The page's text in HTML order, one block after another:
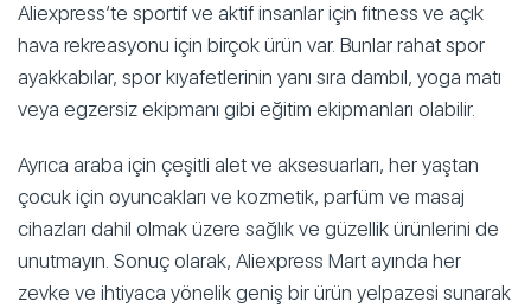
Aliexpress’te sportif ve aktif insanlar için fitness ve açık
hava rekreasyonu için birçok ürün var. Bunlar rahat spor
ayakkabılar, spor kıyafetlerinin yanı sıra dambıl, yoga matı
veya egzersiz ekipmanı gibi eğitim ekipmanları olabilir.
Ayrıca araba için çeşitli alet ve aksesuarları, her yaştan
çocuk için oyuncakları ve kozmetik, parfüm ve masaj
cihazları dahil olmak üzere sağlık ve güzellik ürünlerini de
unutmayın. Sonuç olarak, Aliexpress Mart ayında her
zevke ve ihtiyaca yönelik geniş bir ürün yelpazesi sunarak